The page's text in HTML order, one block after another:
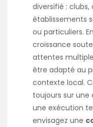
diversifié :
établissements
ou particuliers.
croissance
attentes
être adapté au
contexte local.
toujours sur une
une exécution
envisagez une